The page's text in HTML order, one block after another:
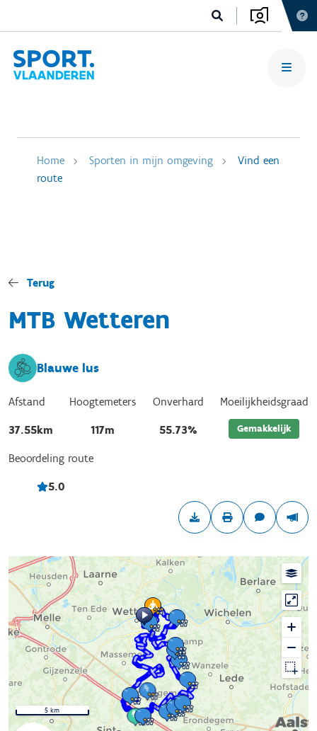
Home Sporten in mijn omgeving
Vind een
route
Terug
MTB Wetteren
Blauwe lus
Afstand
37.55km
Hoogtemeters
117m
Onverhard
55.73%
Moeilijkheidsgraad
Gemakkelijk
Beoordeling route
5.0
5 km